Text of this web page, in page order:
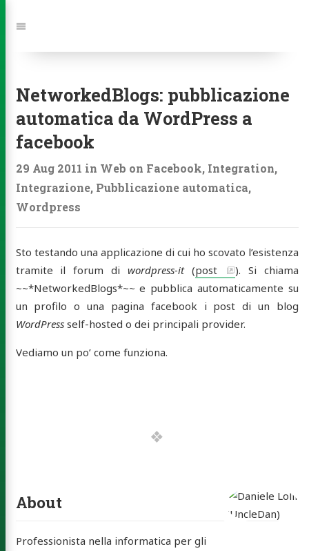
to:
Navigation
NetworkedBlogs: pubblicazione
automatica da WordPress a
facebook
29 Aug 2011 in Web on Facebook, Integration,
Integrazione, Pubblicazione automatica,
Wordpress
Sto testando una applicazione di cui ho scovato l’esistenza
tramite il forum diwordpress-it(post
). Si chiama
~~*NetworkedBlogs*~~ e pubblica automaticamente su
un profilo o una pagina facebook i post di un blog
WordPressself-hosted o dei principali provider.
Vediamo un po’ come funziona.
About
Professionista nella informatica per gli